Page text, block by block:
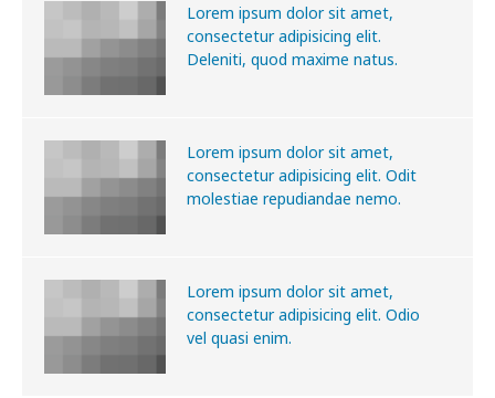
Lorem ipsum dolor sit amet,
consectetur adipisicing elit.
Deleniti, quod maxime natus.
Lorem ipsum dolor sit amet,
consectetur adipisicing elit. Odit
molestiae repudiandae nemo.
Lorem ipsum dolor sit amet,
consectetur adipisicing elit. Odio
vel quasi enim.